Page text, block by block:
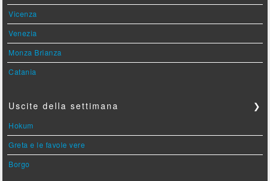
Vicenza
Venezia
Monza Brianza
Catania
Uscite della settimana ❯
Hokum
Greta e le favole vere
Borgo